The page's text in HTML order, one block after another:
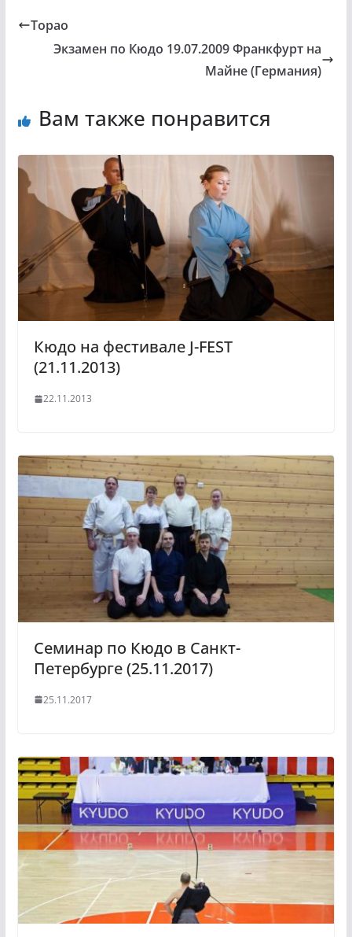
Торао
Экзамен по Кюдо 19.07.2009 Франкфурт на
Майне (Германия)
Вам также понравится
Кюдо на фестивале J-FEST
(21.11.2013)
22.11.2013
Семинар по Кюдо в Санкт-
Петербурге (25.11.2017)
25.11.2017